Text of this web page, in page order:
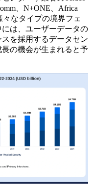
、N+ONE、Africa
々なタイプの境界フェ
は、ユーザーデータの
を採用するデータセン
の機会が生まれると予